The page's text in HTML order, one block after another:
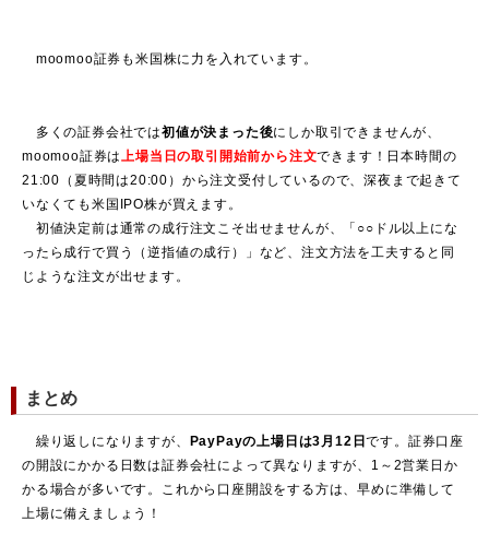
moomoo証券も米国株に力を入れています。
多くの証券会社では初値が決まった後にしか取引できませんが、
moomoo証券は 上場当日の取引開始前から注文できます！日本時間の
21:00（夏時間は20:00）から注文受付しているので、深夜まで起きて
いなくても米国IPO株が買えます。
初値決定前は通常の成行注文こそ出せませんが、「○○ドル以上にな
ったら成行で買う（逆指値の成行）」など、注文方法を工夫すると同
じような注文が出せます。
まとめ
繰り返しになりますが、 PayPayの上場日は3月12日です。証券口座
の開設にかかる日数は証券会社によって異なりますが、1～2営業日か
かる場合が多いです。これから口座開設をする方は、早めに準備して
上場に備えましょう！